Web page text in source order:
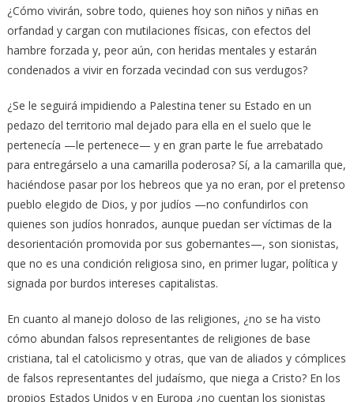
¿Cómo vivirán, sobre todo, quienes hoy son niños y niñas en
orfandad y cargan con mutilaciones físicas, con efectos del
hambre forzada y, peor aún, con heridas mentales y estarán
condenados a vivir en forzada vecindad con sus verdugos?
¿Se le seguirá impidiendo a Palestina tener su Estado en un
pedazo del territorio mal dejado para ella en el suelo que le
pertenecía —le pertenece— y en gran parte le fue arrebatado
para entregárselo a una camarilla poderosa? Sí, a la camarilla que,
haciéndose pasar por los hebreos que ya no eran, por el pretenso
pueblo elegido de Dios, y por judíos —no confundirlos con
quienes son judíos honrados, aunque puedan ser víctimas de la
desorientación promovida por sus gobernantes—, son sionistas,
que no es una condición religiosa sino, en primer lugar, política y
signada por burdos intereses capitalistas.
En cuanto al manejo doloso de las religiones, ¿no se ha visto
cómo abundan falsos representantes de religiones de base
cristiana, tal el catolicismo y otras, que van de aliados y cómplices
de falsos representantes del judaísmo, que niega a Cristo? En los
propios Estados Unidos y en Europa ¿no cuentan los sionistas